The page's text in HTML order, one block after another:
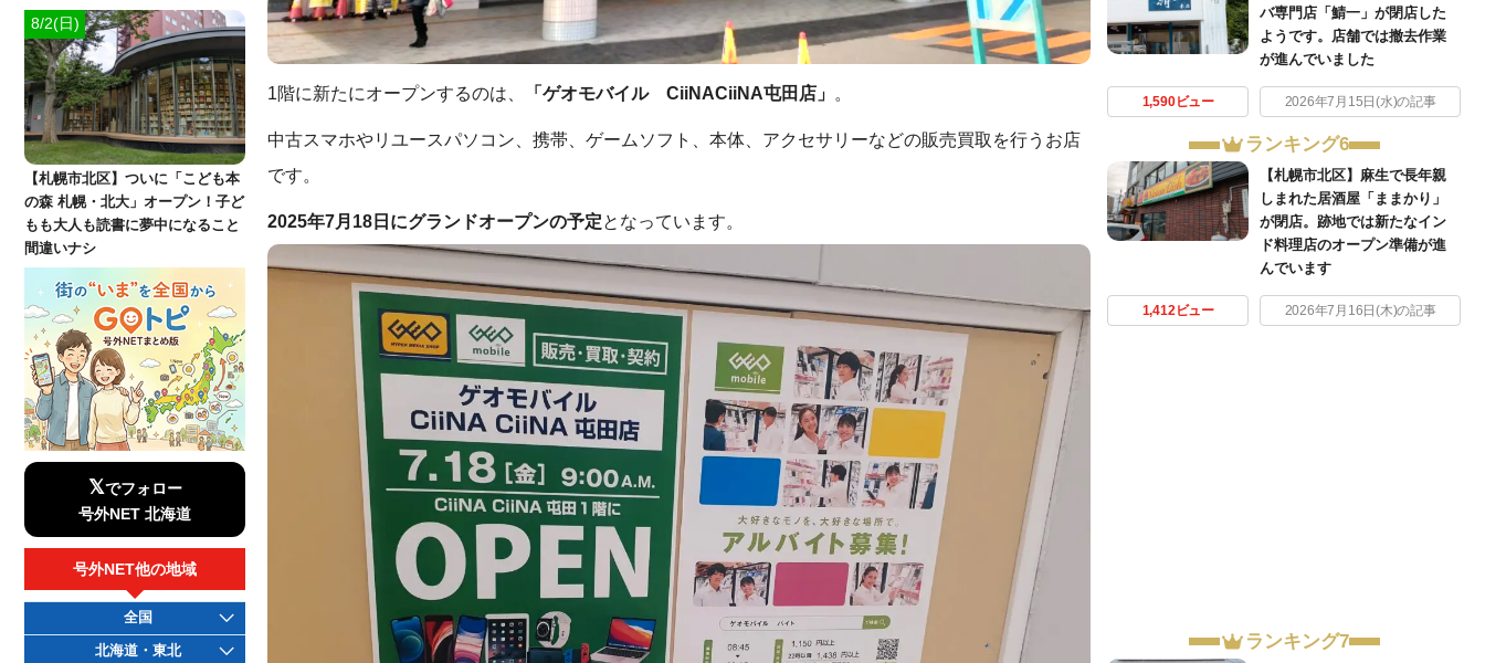
1階に新たにオープンするのは、 「ゲオモバイル CiiNACiiNA屯田店」 。
中古スマホやリユースパソコン、携帯、ゲームソフト、本体、アクセサリーなどの販売買取を行うお店
です。
2025年7月18日にグランドオープンの予定となっています。
バ専門店「鯖一」が閉店した
ようです。店舗では撤去作業
が進んでいました
1,590ビュー 2026年7月15日(水)の記事
ランキング6
【札幌市北区】麻生で長年親
しまれた居酒屋「ままかり」
が閉店。跡地では新たなイン
ド料理店のオープン準備が進
んでいます
1,412ビュー 2026年7月16日(木)の記事
ランキング7
8/2(日)
【札幌市北区】ついに「こども本
の森 札幌・北大」オープン！子ど
もも大人も読書に夢中になること
間違いナシ
𝕏でフォロー
号外NET 北海道
号外NET他の地域
全国
北海道・東北